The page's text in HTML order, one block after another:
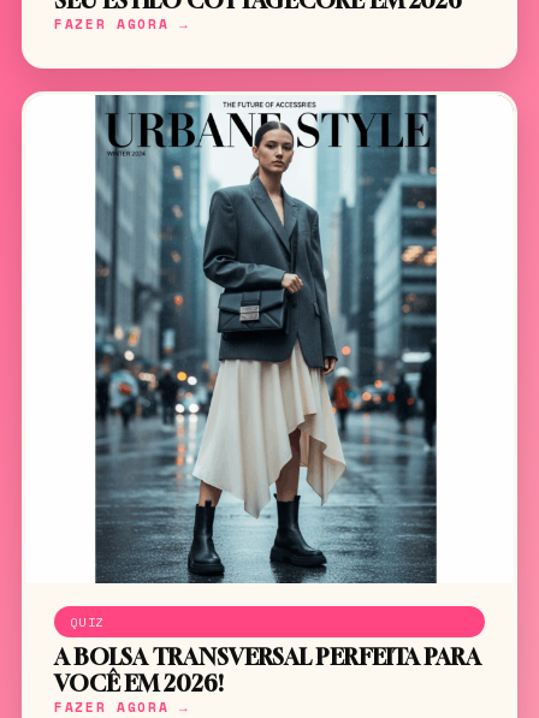
FAZER AGORA →
QUIZ
A BOLSA TRANSVERSAL PERFEITA PARA
VOCÊ EM 2026!
FAZER AGORA →